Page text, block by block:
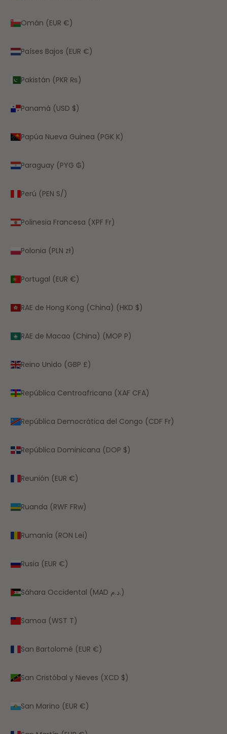
Omán (EUR €)
Países Bajos (EUR €)
Pakistán (PKR ₨)
Panamá (USD $)
Papúa Nueva Guinea (PGK K)
Paraguay (PYG ₲)
Perú (PEN S/)
Polinesia Francesa (XPF Fr)
Polonia (PLN zł)
Portugal (EUR €)
RAE de Hong Kong (China) (HKD $)
RAE de Macao (China) (MOP P)
Reino Unido (GBP £)
República Centroafricana (XAF CFA)
República Democrática del Congo (CDF Fr)
República Dominicana (DOP $)
Reunión (EUR €)
Ruanda (RWF FRw)
Rumanía (RON Lei)
Rusia (EUR €)
Sáhara Occidental (MAD د.م.)
Samoa (WST T)
San Bartolomé (EUR €)
San Cristóbal y Nieves (XCD $)
San Marino (EUR €)